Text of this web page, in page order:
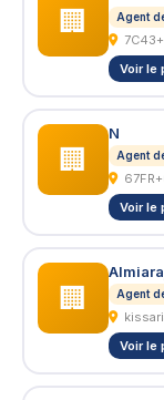
🏢 Agent
Voir le
🏢
N
Agent
Voir le
🏢 Agent
Voir le